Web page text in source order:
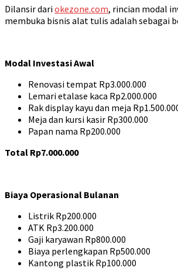
Dilansir dariokezone.com, rincian modal
membuka bisnis alat tulis adalah sebagai
Modal Investasi Awal
Renovasi tempat Rp3.000.000
Lemari etalase kaca Rp2.000.000
Rak display kayu dan meja
Meja dan kursi kasir Rp300.000
Papan nama Rp200.000
Total Rp7.000.000
Biaya Operasional Bulanan
Listrik Rp200.000
ATK Rp3.200.000
Gaji karyawan Rp800.000
Biaya perlengkapan Rp500.000
Kantong plastik Rp100.000